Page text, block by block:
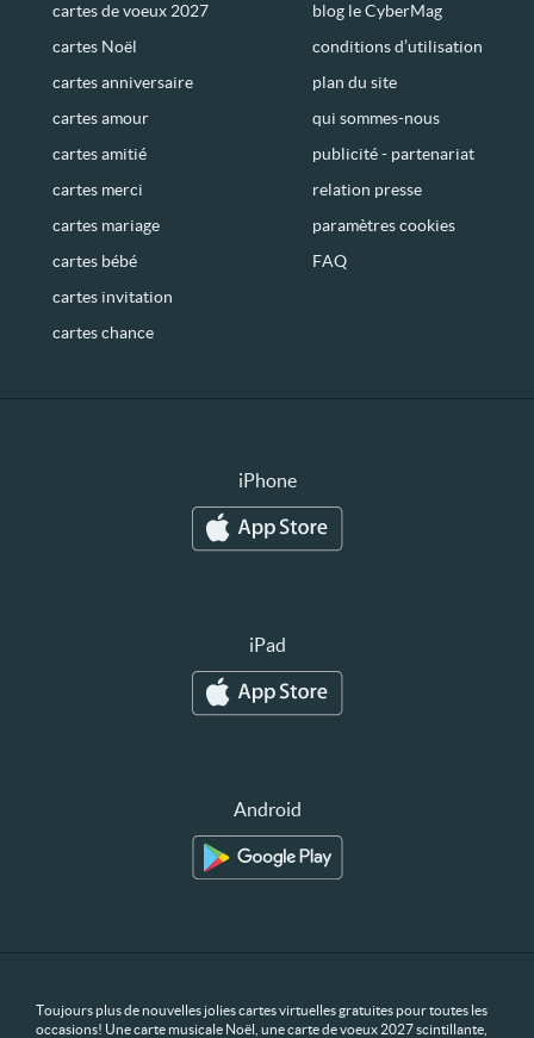
cartes de voeux 2027
cartes Noël
cartes anniversaire
cartes amour
cartes amitié
cartes merci
cartes mariage
cartes bébé
cartes invitation
cartes chance
blog le CyberMag
conditions d’utilisation
plan du site
qui sommes-nous
publicité - partenariat
relation presse
paramètres cookies
FAQ
iPhone
iPad
Android
Toujours plus de nouvelles jolies cartes virtuelles gratuites pour toutes les
occasions! Une carte musicale Noël, une carte de voeux 2027 scintillante,